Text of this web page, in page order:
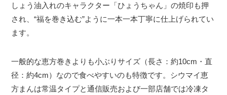
しょう油入れのキャラクター「ひょうちゃん」の焼印も押
され、“福を巻き込む”ように一本一本丁寧に仕上げられてい
ます。
一般的な恵方巻きよりも小ぶりサイズ（長さ：約10cm・直
径：約4cm）なので食べやすいのも特徴です。シウマイ恵
方まんは常温タイプと通信販売および一部店舗では冷凍タ